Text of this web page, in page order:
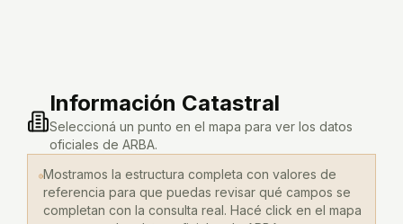
Información Catastral
Seleccioná un punto en el mapa para ver los datos
oficiales de ARBA.
Mostramos la estructura completa con valores de
referencia para que puedas revisar qué campos se
completan con la consulta real. Hacé click en el mapa